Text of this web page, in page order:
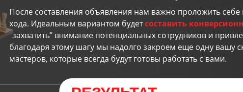
свой салон красоты или находитесь на
и не понимаете, как вам развивать бизнес в
и нестабильного времени.
для
эффективной
После составления объявления нам важно проложить
хода. Идеальным вариантом будетсоставить
“захватить” внимание потенциальных сотрудников и
благодаря этому шагу мы надолго закроем еще одну вашу
мастеров, которые всегда будут готовы работать с вами.